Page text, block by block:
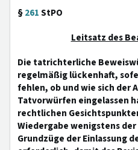
§261StPO
Leitsatz des
Die tatrichterliche
regelmäßig lückenhaft,
fehlen, ob und wie sich der
Tatvorwürfen eingelassen
rechtlichen
Wiedergabe wenigstens
Grundzüge der Einlassung